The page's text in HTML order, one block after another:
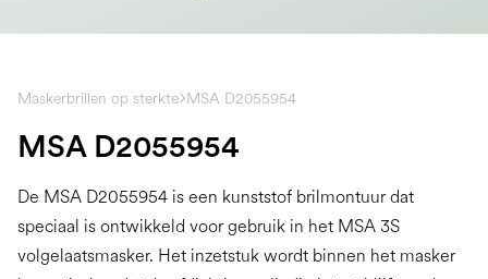
Maskerbrillen op sterkte MSA D2055954
MSA D2055954
De MSA D2055954 is een kunststof brilmontuur dat
speciaal is ontwikkeld voor gebruik in het MSA 3S
volgelaatsmasker. Het inzetstuk wordt binnen het masker